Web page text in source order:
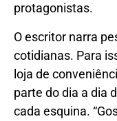
protagonistas.
O escritor narra
cotidianas. Para
loja de
parte do dia a dia
cada esquina.